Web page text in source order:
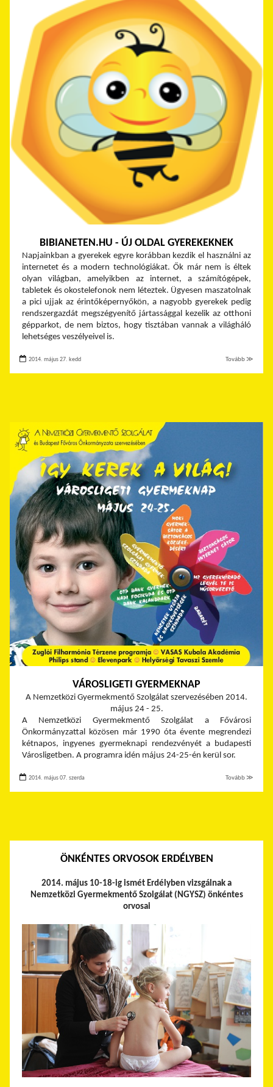
BIBIANETEN.HU - ÚJ OLDAL GYEREKEKNEK
Napjainkban a gyerekek egyre korábban kezdik el használni az
internetet és a modern technológiákat. Ők már nem is éltek
olyan világban, amelyikben az internet, a számítógépek,
tabletek és okostelefonok nem léteztek. Ügyesen maszatolnak
a pici ujjak az érintőképernyőkön, a nagyobb gyerekek pedig
rendszergazdát megszégyenítő jártassággal kezelik az otthoni
gépparkot, de nem biztos, hogy tisztában vannak a világháló
lehetséges veszélyeivel is.
2014. május 27. kedd Tovább ≫
VÁROSLIGETI GYERMEKNAP
A Nemzetközi Gyermekmentő Szolgálat szervezésében 2014.
május 24 - 25.
A Nemzetközi Gyermekmentő Szolgálat a Fővárosi
Önkormányzattal közösen már 1990 óta évente megrendezi
kétnapos, ingyenes gyermeknapi rendezvényét a budapesti
Városligetben. A programra idén május 24-25-én kerül sor.
2014. május 07. szerda Tovább ≫
ÖNKÉNTES ORVOSOK ERDÉLYBEN
2014. május 10-18-ig ismét Erdélyben vizsgálnak a
Nemzetközi Gyermekmentő Szolgálat (NGYSZ) önkéntes
orvosai